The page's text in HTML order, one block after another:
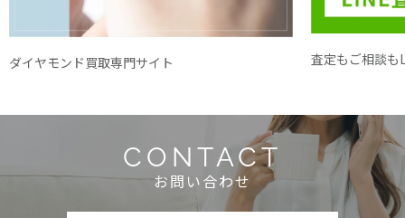
ダイヤモンド買取専門サイト 査定もご相談も
CONTACT
お問い合わせ